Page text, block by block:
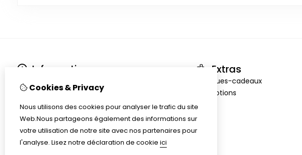
Information
Qui sommes-nous
Conditions générales
Livraison
Confidentialité
Cookiepolicy
Extras
Chèques-cadeaux
Promotions
Cookies & Privacy
Nous utilisons des cookies pour analyser le trafic du site
Web.Nous partageons également des informations sur
votre utilisation de notre site avec nos partenaires pour
l'analyse. Lisez notre déclaration de cookie ici